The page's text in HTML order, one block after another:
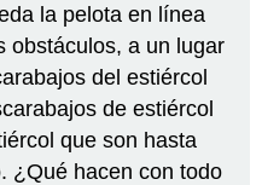
la pelota en línea
obstáculos, a un lugar
del estiércol
de estiércol
que son hasta
¿Qué hacen con todo